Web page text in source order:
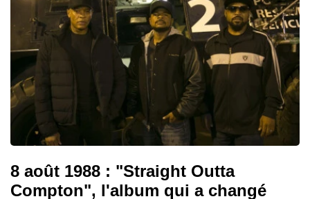
8 août 1988 : "Straight Outta
Compton", l'album qui a changé